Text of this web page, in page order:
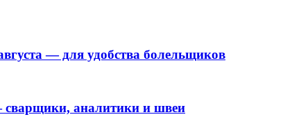
— для удобства болельщиков
сварщики, аналитики и швеи